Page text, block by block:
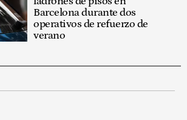
Barcelona durante dos
operativos de refuerzo de
verano